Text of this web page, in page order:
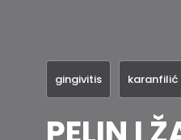
gingivitis karanfilić